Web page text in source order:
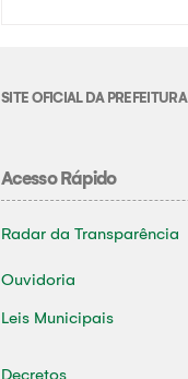
SITE OFICIAL DA
Acesso Rápido
Radar da Transparência
Ouvidoria
Leis Municipais
Decretos